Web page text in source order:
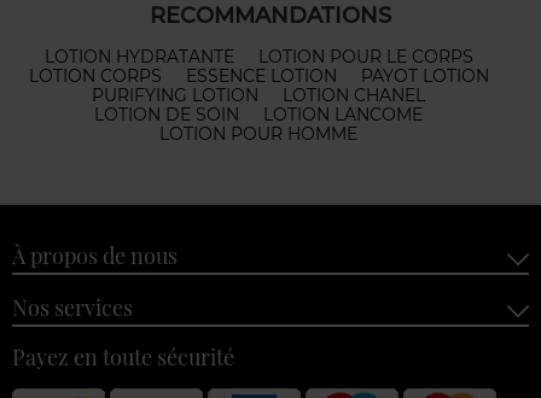
RECOMMANDATIONS
LOTION HYDRATANTE
LOTION POUR LE CORPS
LOTION CORPS
ESSENCE LOTION
PAYOT LOTION
PURIFYING LOTION
LOTION CHANEL
LOTION DE SOIN
LOTION LANCOME
LOTION POUR HOMME
À propos de nous
Nos services
Payez en toute sécurité